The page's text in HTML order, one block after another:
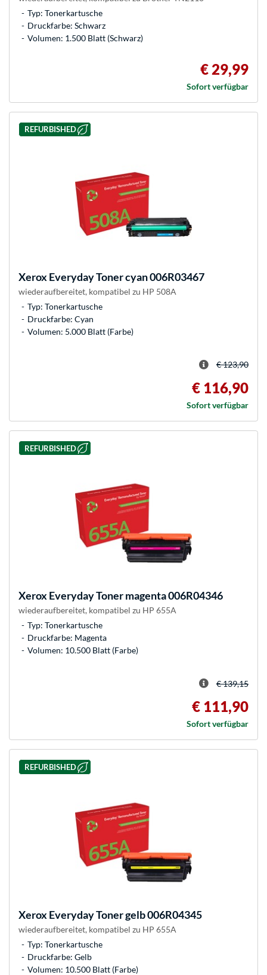
Typ: Tonerkartusche
Druckfarbe: Schwarz
Volumen: 1.500 Blatt (Schwarz)
€ 29,99
Sofort verfügbar
REFURBISHED
XeroxEveryday Toner cyan 006R03467
wiederaufbereitet, kompatibel zu HP 508A
Typ: Tonerkartusche
Druckfarbe: Cyan
Volumen: 5.000 Blatt (Farbe)
€ 123,90
€ 116,90
Sofort verfügbar
REFURBISHED
XeroxEveryday Toner magenta 006R04346
wiederaufbereitet, kompatibel zu HP 655A
Typ: Tonerkartusche
Druckfarbe: Magenta
Volumen: 10.500 Blatt (Farbe)
€ 139,15
€ 111,90
Sofort verfügbar
REFURBISHED
XeroxEveryday Toner gelb 006R04345
wiederaufbereitet, kompatibel zu HP 655A
Typ: Tonerkartusche
Druckfarbe: Gelb
Volumen: 10.500 Blatt (Farbe)